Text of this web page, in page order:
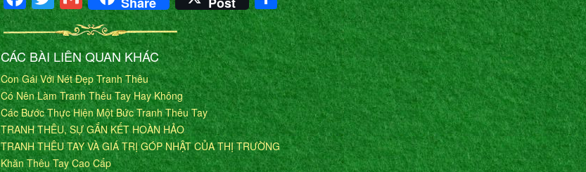
CÁC BÀI LIÊN QUAN KHÁC
Con Gái Với Nét Đẹp Tranh Thêu
Có Nên Làm Tranh Thêu Tay Hay Không
Các Bước Thực Hiện Một Bức Tranh Thêu Tay
TRANH THÊU, SỰ GẮN KẾT HOÀN HẢO
TRANH THÊU TAY VÀ GIÁ TRỊ GÓP NHẬT CỦA THỊ TRƯỜNG
Khăn Thêu Tay Cao Cấp